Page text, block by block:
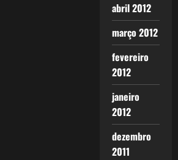
abril 2012
março 2012
fevereiro
2012
janeiro
2012
dezembro
2011